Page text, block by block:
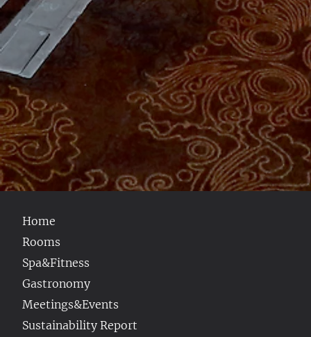
Home
Rooms
Spa&Fitness
Gastronomy
Meetings&Events
Sustainability Report